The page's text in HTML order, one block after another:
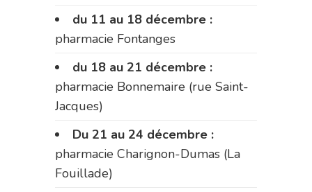
du 11 au 18 décembre :
pharmacie Fontanges
du 18 au 21 décembre :
pharmacie Bonnemaire (rue Saint-
Jacques)
Du 21 au 24 décembre :
pharmacie Charignon-Dumas (La
Fouillade)